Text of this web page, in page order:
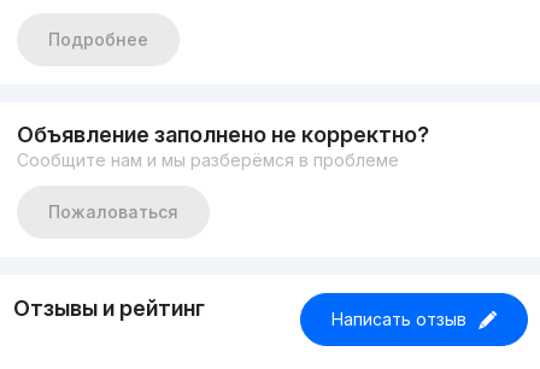
Этажность : 7
Дом кирпич
Общей площадь :60 кв
Подробнее
Объявление заполнено не корректно?
Сообщите нам и мы разберёмся в проблеме
Пожаловаться
Отзывы и рейтинг Написать отзыв